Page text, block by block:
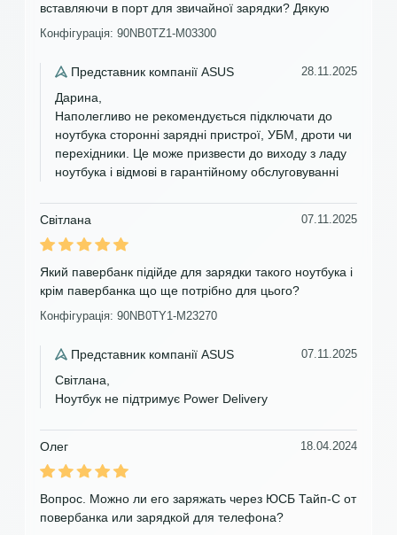
вставляючи в порт для звичайної зарядки? Дякую
Конфігурація: 90NB0TZ1-M03300
Представник компанії ASUS 28.11.2025
Дарина,
Наполегливо не рекомендується підключати до
ноутбука сторонні зарядні пристрої, УБМ, дроти чи
перехідники. Це може призвести до виходу з ладу
ноутбука і відмові в гарантійному обслуговуванні
Світлана 07.11.2025
Який павербанк підійде для зарядки такого ноутбука і
крім павербанка що ще потрібно для цього?
Конфігурація: 90NB0TY1-M23270
Представник компанії ASUS 07.11.2025
Світлана,
Ноутбук не підтримує Power Delivery
Олег 18.04.2024
Вопрос. Можно ли его заряжать через ЮСБ Тайп-С от
повербанка или зарядкой для телефона?